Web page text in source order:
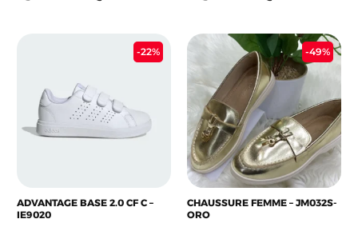
-22%
ADVANTAGE BASE 2.0 CF C –
IE9020
Le
prix
actuel
5.400 د.ج.
-49%
CHAUSSURE FEMME – JM032S-
ORO
Le
prix
initial
était :
4.900 د.ج.
Le
prix